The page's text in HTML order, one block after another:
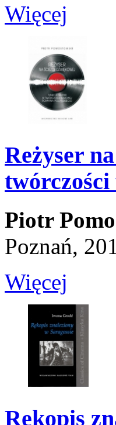
Więcej
Reżyser
Piotr
Poznań,
Więcej
Rękopis